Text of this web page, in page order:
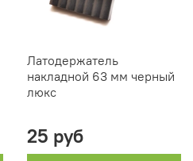
Латодержатель
накладной 63 мм черный
люкс
25 руб